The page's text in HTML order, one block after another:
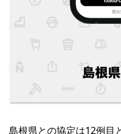
島根県との協定は12例目